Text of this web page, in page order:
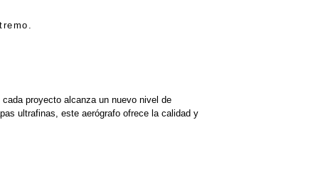
proyecto alcanza un nuevo nivel de
ultrafinas, este aerógrafo ofrece la calidad y